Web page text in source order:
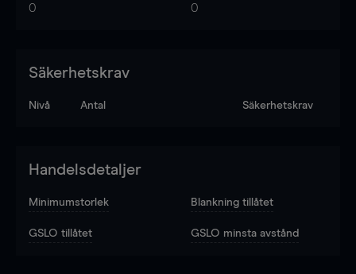
0 0
Säkerhetskrav
Nivå Antal Säkerhetskrav
Handelsdetaljer
Minimumstorlek Blankning tillåtet
GSLO tillåtet GSLO minsta avstånd